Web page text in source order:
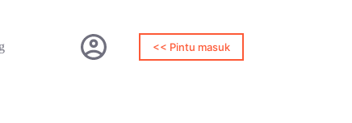
<< Pintu masuk